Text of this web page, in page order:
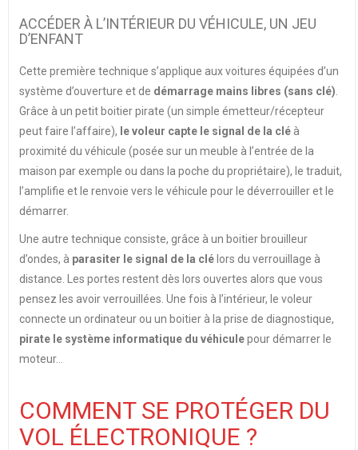
ACCÉDER À L’INTÉRIEUR DU VÉHICULE, UN JEU
D’ENFANT
Cette première technique s’applique aux voitures équipées d’un
système d’ouverture et de démarrage mains libres (sans clé)
Grâce à un petit boitier pirate (un simple émetteur/récepteur
peut faire l’affaire), le voleur capte le signal de la cléà
proximité du véhicule (posée sur un meuble à l’entrée de la
maison par exemple ou dans la poche du propriétaire), le traduit,
l’amplifie et le renvoie vers le véhicule pour le déverrouiller et le
démarrer.
Une autre technique consiste, grâce à un boitier brouilleur
d’ondes, à parasiter le signal de la clélors du verrouillage à
distance. Les portes restent dès lors ouvertes alors que vous
pensez les avoir verrouillées. Une fois à l’intérieur, le voleur
connecte un ordinateur ou un boitier à la prise de diagnostique,
pirate le système informatique du véhiculepour démarrer le
moteur…
COMMENT SE PROTÉGER DU
VOL ÉLECTRONIQUE ?